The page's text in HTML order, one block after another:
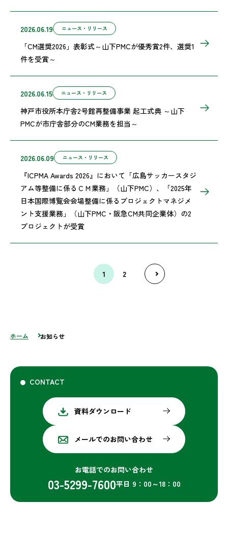
2026.06.19 ニュース・リリース
「CM選奨2026」表彰式～山下PMCが優秀賞2件、選奨1
件を受賞～
2026.06.15 ニュース・リリース
神戸市役所本庁舎2号館再整備事業 起工式典 ～山下
PMCが市庁舎部分のCM業務を担当～
2026.06.09 ニュース・リリース
『ICPMA Awards 2026』において「広島サッカースタジ
アム等整備に係るＣＭ業務」（山下PMC）、「2025年
日本国際博覧会会場整備に係るプロジェクトマネジメ
ント支援業務」（山下PMC・阪急CM共同企業体）の2
プロジェクトが受賞
1 2
ホーム お知らせ
CONTACT
資料ダウンロード
メールでのお問い合わせ
お電話でのお問い合わせ
03-5299-7600平日 9：00～18：00